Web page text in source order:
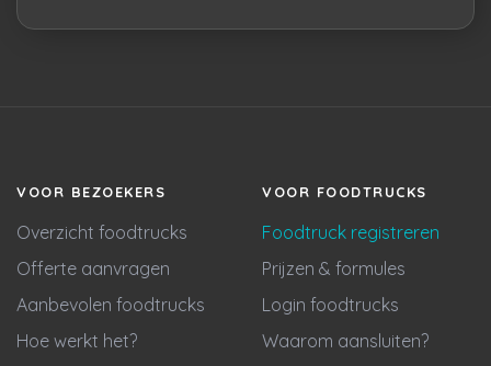
VOOR BEZOEKERS
Overzicht foodtrucks
Offerte aanvragen
Aanbevolen foodtrucks
Hoe werkt het?
VOOR FOODTRUCKS
Foodtruck registreren
Prijzen & formules
Login foodtrucks
Waarom aansluiten?